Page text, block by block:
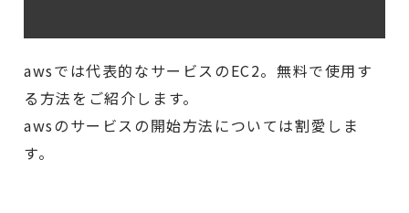
awsでは代表的なサービスのEC2。無料で使用す
る方法をご紹介します。
awsのサービスの開始方法については割愛しま
す。